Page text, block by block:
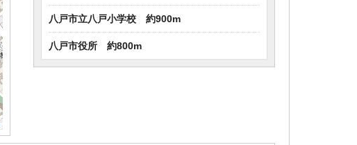
八戸市立八戸小学校 約900m
八戸市役所 約800m